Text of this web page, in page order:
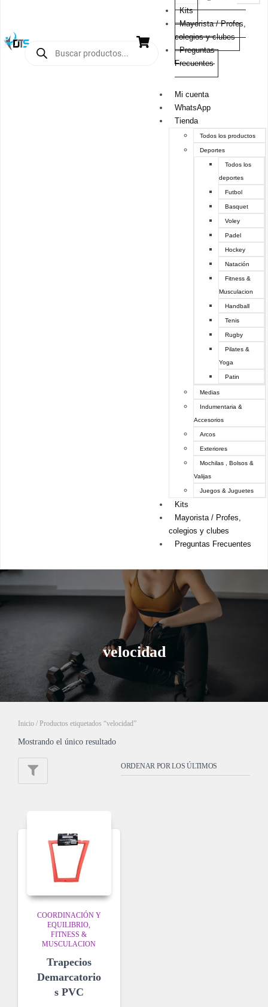
Kits
Mayorista / Profes,
colegios y clubes
Preguntas
Frecuentes
Mi cuenta
WhatsApp
Tienda
Todos los productos
Deportes
Todos los
deportes
Futbol
Basquet
Voley
Padel
Hockey
Natación
Fitness &
Musculacion
Handball
Tenis
Rugby
Pilates &
Yoga
Patin
Medias
Indumentaria &
Accesorios
Arcos
Exteriores
Mochilas , Bolsos &
Valijas
Juegos & Juguetes
Kits
Mayorista / Profes,
colegios y clubes
Preguntas Frecuentes
velocidad
Inicio / Productos etiquetados “velocidad”
Mostrando el único resultado
COORDINACIÓN Y
EQUILIBRIO
FITNESS &
MUSCULACION
Trapecios
Demarcatorio
s PVC